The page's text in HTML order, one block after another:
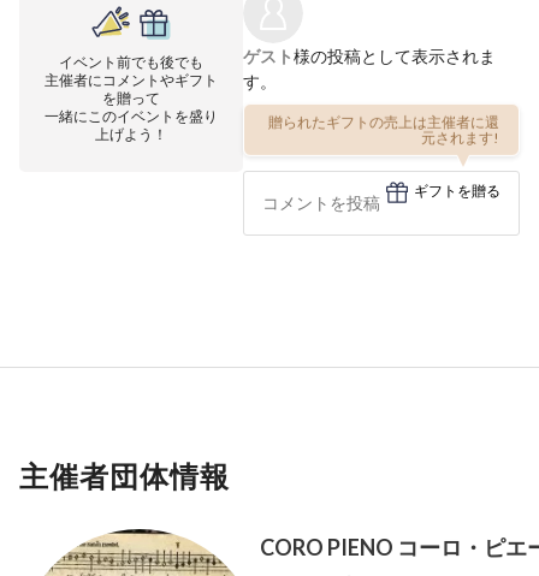
イベント前でも後でも
主催者にコメントやギフト
を贈って
一緒にこのイベントを盛り
上げよう！
ゲスト様の投稿として表示されま
す。
贈られたギフトの売上は主催者に還
元されます!
ギフトを贈る
主催者団体情報
CORO PIENO コーロ・ピエ